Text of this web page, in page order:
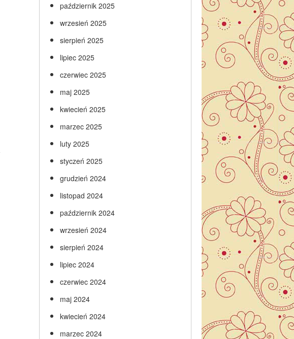
październik 2025
wrzesień 2025
sierpień 2025
lipiec 2025
czerwiec 2025
maj 2025
kwiecień 2025
marzec 2025
luty 2025
styczeń 2025
grudzień 2024
listopad 2024
październik 2024
wrzesień 2024
sierpień 2024
lipiec 2024
czerwiec 2024
maj 2024
kwiecień 2024
marzec 2024